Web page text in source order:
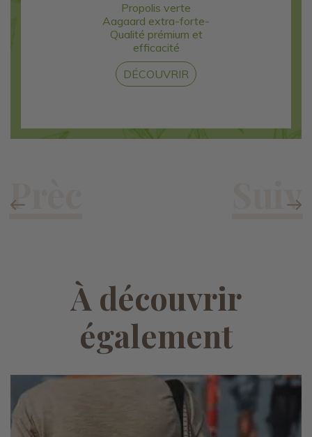
Propolis verte
Aagaard extra-forte-
Qualité prémium et
efficacité
DÉCOUVRIR
À découvrir
également